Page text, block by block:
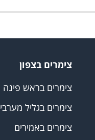
צימרים בצפון
צימרים בראש פינה
צימרים בגליל מערבי
צימרים באמירים